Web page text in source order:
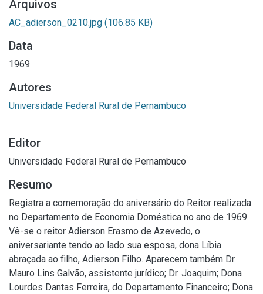
Arquivos
AC_adierson_0210.jpg (106.85 KB)
Data
1969
Autores
Universidade Federal Rural de Pernambuco
Editor
Universidade Federal Rural de Pernambuco
Resumo
Registra a comemoração do aniversário do Reitor realizada
no Departamento de Economia Doméstica no ano de 1969.
Vê-se o reitor Adierson Erasmo de Azevedo, o
aniversariante tendo ao lado sua esposa, dona Líbia
abraçada ao filho, Adierson Filho. Aparecem também Dr.
Mauro Lins Galvão, assistente jurídico; Dr. Joaquim; Dona
Lourdes Dantas Ferreira, do Departamento Financeiro; Dona